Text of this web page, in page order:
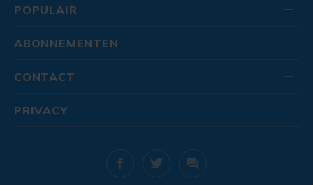
POPULAIR
ABONNEMENTEN
CONTACT
PRIVACY